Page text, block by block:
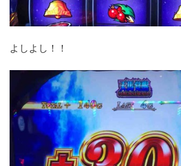
よしよし！！